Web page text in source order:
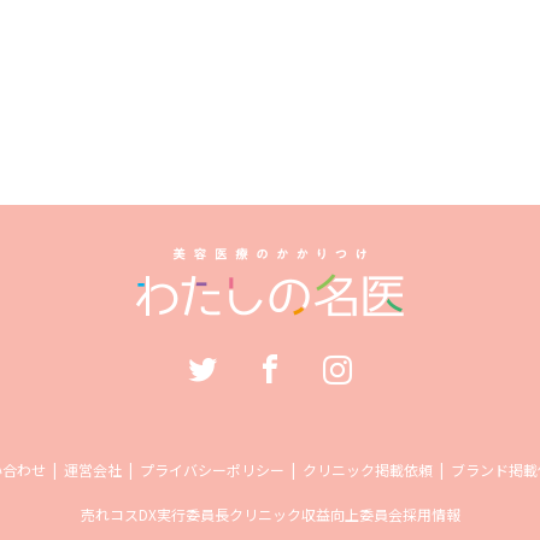
わせ 運営会社 プライバシーポリシー クリニック掲載依頼 ブランド掲
売れコスDX実行委員長クリニック収益向上委員会採用情報